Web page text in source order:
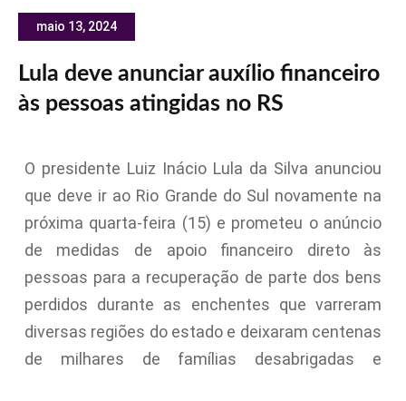
maio 13, 2024
Lula deve anunciar auxílio financeiro
às pessoas atingidas no RS
O presidente Luiz Inácio Lula da Silva anunciou
que deve ir ao Rio Grande do Sul novamente na
próxima quarta-feira (15) e prometeu o anúncio
de medidas de apoio financeiro direto às
pessoas para a recuperação de parte dos bens
perdidos durante as enchentes que varreram
diversas regiões do estado e deixaram centenas
de milhares de famílias desabrigadas e